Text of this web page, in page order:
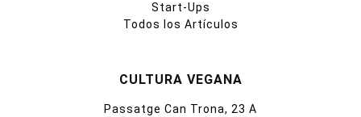
Start-Ups
Todos los Artículos
CULTURA VEGANA
Passatge Can Trona, 23 A